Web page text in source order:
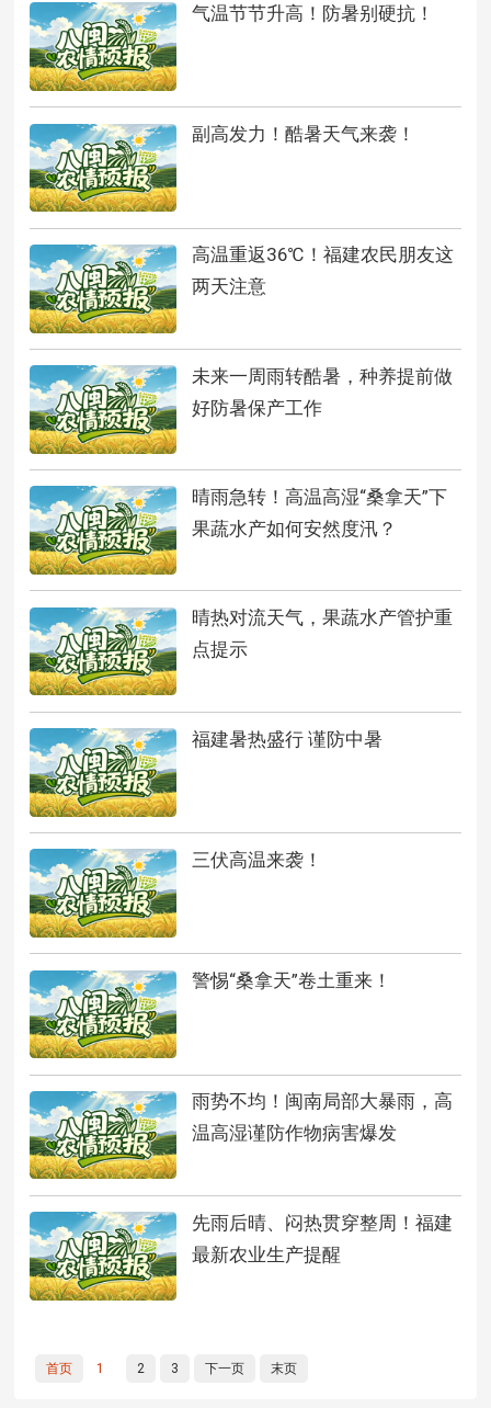
气温节节升高！防暑别硬抗！
副高发力！酷暑天气来袭！
高温重返36℃！福建农民朋友这
两天注意
未来一周雨转酷暑，种养提前做
好防暑保产工作
晴雨急转！高温高湿“桑拿天”下
果蔬水产如何安然度汛？
晴热对流天气，果蔬水产管护重
点提示
福建暑热盛行 谨防中暑
三伏高温来袭！
警惕“桑拿天”卷土重来！
雨势不均！闽南局部大暴雨，高
温高湿谨防作物病害爆发
先雨后晴、闷热贯穿整周！福建
最新农业生产提醒
首页 1 2 3 下一页 末页